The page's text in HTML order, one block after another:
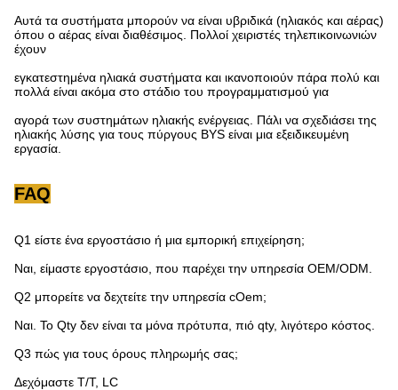
Αυτά τα συστήματα μπορούν να είναι υβριδικά (ηλιακός και αέρας)
όπου ο αέρας είναι διαθέσιμος. Πολλοί χειριστές τηλεπικοινωνιών
έχουν
εγκατεστημένα ηλιακά συστήματα και ικανοποιούν πάρα πολύ και
πολλά είναι ακόμα στο στάδιο του προγραμματισμού για
αγορά των συστημάτων ηλιακής ενέργειας. Πάλι να σχεδιάσει της
ηλιακής λύσης για τους πύργους BYS είναι μια εξειδικευμένη
εργασία.
FAQ
Q1 είστε ένα εργοστάσιο ή μια εμπορική επιχείρηση;
Ναι, είμαστε εργοστάσιο, που παρέχει την υπηρεσία OEM/ODM.
Q2 μπορείτε να δεχτείτε την υπηρεσία cOem;
Ναι. Το Qty δεν είναι τα μόνα πρότυπα, πιό qty, λιγότερο κόστος.
Q3 πώς για τους όρους πληρωμής σας;
Δεχόμαστε T/T, LC